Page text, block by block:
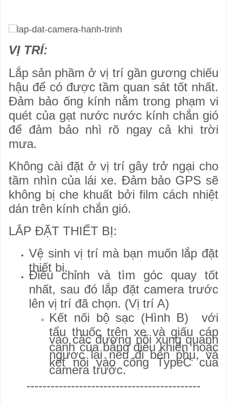
VỊ TRÍ:
Lắp sản phầm ở vị trí gần gương chiếu
hậu để có được tầm quan sát tốt nhất.
Đảm bảo ống kính nằm trong phạm vi
quét của gạt nước nước kính chắn gió
để đảm bảo nhì rõ ngay cả khi trời
mưa.
Không cài đặt ở vị trí gây trở ngại cho
tầm nhìn của lái xe. Đảm bảo GPS sẽ
không bị che khuất bởi film cách nhiệt
dán trên kính chắn gió.
LẮP ĐẶT THIẾT BỊ:
Vệ sinh vị trí mà bạn muốn lắp đặt
thiết bị.
Điều chỉnh và tìm góc quay tốt
nhất, sau đó lắp đặt camera trước
lên vị trí đã chọn. (Vị trí A)
Kết nối bộ sạc (Hình B) với
tẩu thuốc trên xe và giấu cáp
vào các đường nối xung quanh
cạnh của bẳng điều khiển hoặc
ngược lại nếu đi bên phụ, và
kết nối vào cổng TypeC của
camera trước.
-------------------------------------------